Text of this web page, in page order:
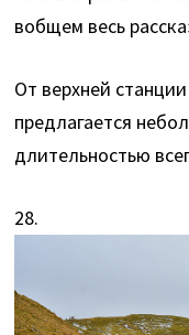
вобщем весь
От верхней
предлагается
длительностью
28.